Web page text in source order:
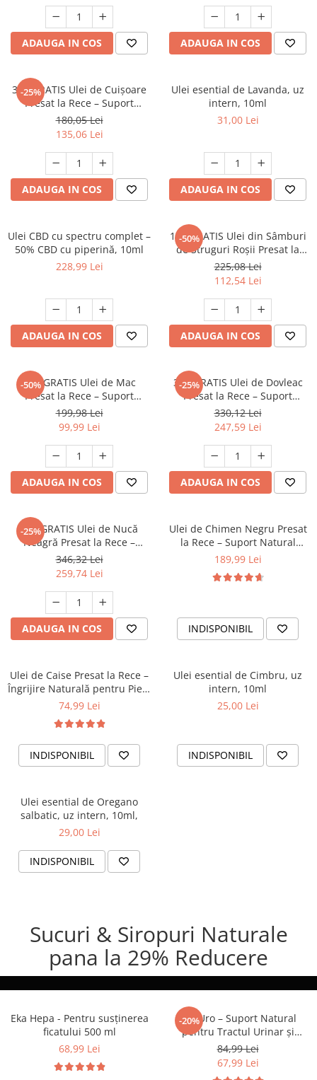
ADAUGA IN COS ADAUGA IN COS
-25%
3+1 GRATIS Ulei de Cuișoare
Presat la Rece – Suport
Natural pentru Digestie și
Sănătatea Orală 25 ml
180,05 Lei
135,06 Lei
ADAUGA IN COS
Ulei esential de Lavanda, uz
intern, 10ml
31,00 Lei
ADAUGA IN COS
Ulei CBD cu spectru complet –
50% CBD cu piperină, 10ml
228,99 Lei
ADAUGA IN COS
-50%
1+1 GRATIS Ulei din Sâmburi
de Struguri Roșii Presat la
Rece – Suport Natural pentru
Inima si piele 250 ml
225,08 Lei
112,54 Lei
ADAUGA IN COS
-50%
1+1 GRATIS Ulei de Mac
Presat la Rece – Suport
Natural pentru Energie și
Echilibru 250 ml
199,98 Lei
99,99 Lei
ADAUGA IN COS
-25%
3+1 GRATIS Ulei de Dovleac
Presat la Rece – Suport
Natural pentru Prostată și
Sistemul Urinar
330,12 Lei
247,59 Lei
ADAUGA IN COS
-25%
3+1 GRATIS Ulei de Nucă
Neagră Presat la Rece –
Suport Natural pentru
Digestie 250 ml
346,32 Lei
259,74 Lei
ADAUGA IN COS
Ulei de Chimen Negru Presat
la Rece – Suport Natural
pentru Imunitate și Vitalitate
189,99 Lei
INDISPONIBIL
Ulei de Caise Presat la Rece –
Îngrijire Naturală pentru Piele
și Organism
74,99 Lei
INDISPONIBIL
Ulei esential de Cimbru, uz
intern, 10ml
25,00 Lei
INDISPONIBIL
Ulei esential de Oregano
salbatic, uz intern, 10ml,
29,00 Lei
INDISPONIBIL
Sucuri & Siropuri Naturale
pana la 29% Reducere
Eka Hepa - Pentru susținerea
ficatului 500 ml
68,99 Lei
-20%
Eka Uro – Suport Natural
pentru Tractul Urinar și
Susținere Renală, 500 ml
84,99 Lei
67,99 Lei